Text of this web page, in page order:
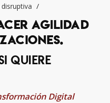
/
Agilidad
quiere
Digital